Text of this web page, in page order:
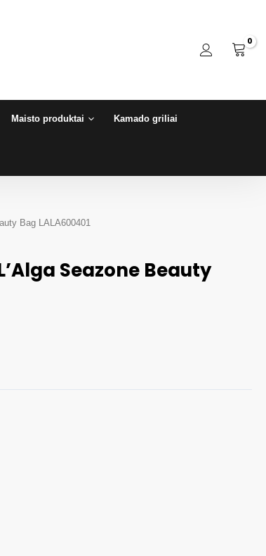
Maisto produktai Kamado griliai
Bag LALA600401
Seazone Beauty